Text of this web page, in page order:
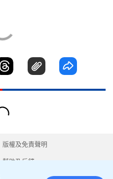
版權及免責聲明
幫助及反饋